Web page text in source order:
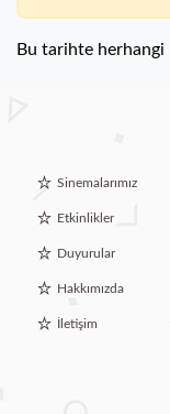
Bu tarihte herhangi
Sinemalarımız
Etkinlikler
Duyurular
Hakkımızda
İletişim